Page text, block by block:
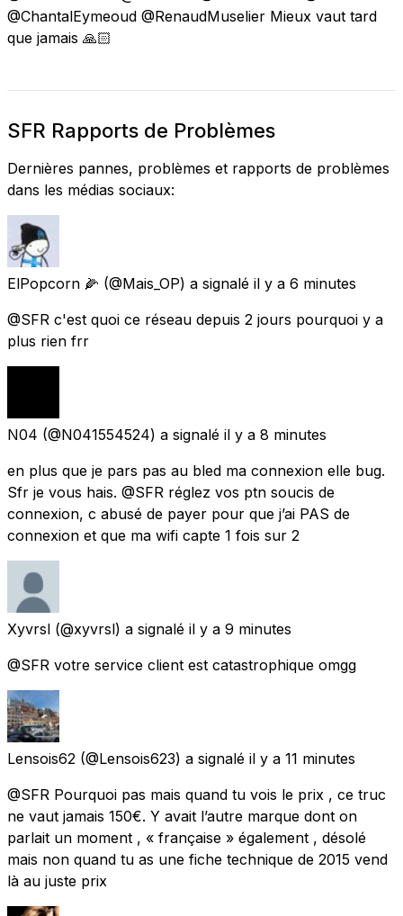
@ChantalEymeoud @RenaudMuselier Mieux vaut tard
que jamais 🙏🏻
SFR Rapports de Problèmes
Dernières pannes, problèmes et rapports de problèmes
dans les médias sociaux:
ElPopcorn 🌽 (@Mais_OP) a signalé il y a 6 minutes
@SFR c'est quoi ce réseau depuis 2 jours pourquoi y a
plus rien frr
N04 (@N041554524) a signalé il y a 8 minutes
en plus que je pars pas au bled ma connexion elle bug.
Sfr je vous hais. @SFR réglez vos ptn soucis de
connexion, c abusé de payer pour que j’ai PAS de
connexion et que ma wifi capte 1 fois sur 2
Xyvrsl (@xyvrsl) a signalé il y a 9 minutes
@SFR votre service client est catastrophique omgg
Lensois62 (@Lensois623) a signalé il y a 11 minutes
@SFR Pourquoi pas mais quand tu vois le prix , ce truc
ne vaut jamais 150€. Y avait l’autre marque dont on
parlait un moment , « française » également , désolé
mais non quand tu as une fiche technique de 2015 vend
là au juste prix